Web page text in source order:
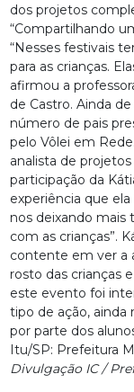
dos projetos
“Compartilhando
“Nesses festivais
para as crianças.
afirmou a
de Castro. Ainda
número de pais
pelo Vôlei em
analista de
participação da
experiência que
nos deixando mais
com as crianças”.
contente em ver a
rosto das crianças
este evento foi
tipo de ação,
por parte dos
Itu/SP: Prefeitura
Divulgação IC /